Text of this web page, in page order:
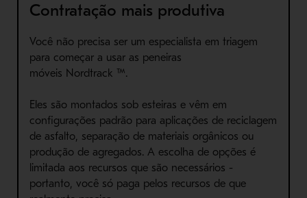
Contratação mais produtiva
Você não precisa ser um especialista em triagem
para começar a usar as peneiras
móveis Nordtrack ™.
Eles são montados sob esteiras e vêm em
configurações padrão para aplicações de reciclagem
de asfalto, separação de materiais orgânicos ou
produção de agregados. A escolha de opções é
limitada aos recursos que são necessários -
portanto, você só paga pelos recursos de que